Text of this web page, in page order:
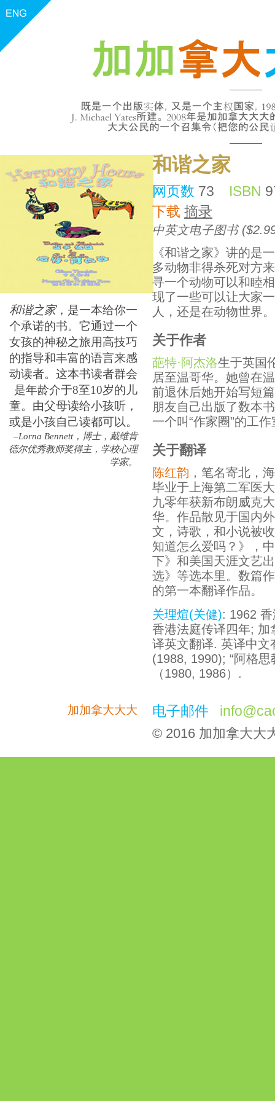
和谐之家，是一本给你一
个承诺的书。它通过一个
女孩的神秘之旅用高技巧
的指导和丰富的语言来感
动读者。这本书读者群会
是年龄介于8至10岁的儿
童。由父母读给小孩听，
或是小孩自己读都可以。
–Lorna Bennett，博士，戴维肯
德尔优秀教师奖得主，学校心理
学家。
和谐之家
网页数 73 ISBN
下载 摘录
中英文电子图书
《和谐之家》讲的是
多动物非得杀死对方
寻一个动物可以和睦
现了一些可以让大家
人，还是在动物世界。
关于作者
葩特·阿杰洛生于英国
居至温哥华。她曾在
前退休后她开始写短
朋友自己出版了数本
一个叫“作家圈”的工作
关于翻译
陈红韵 ，笔名寄北，
毕业于上海第二军医
九零年获新布朗威克
华。作品散见于国内
文，诗歌，和小说被
知道怎么爱吗？》，
下》和美国天涯文艺
选》等选本里。数篇
的第一本翻译作品。
关理煊(关健): 1962
香港法庭传译四年;
译英文翻译. 英译中
(1988, 1990); “阿格
（1980, 1986）.
加加拿大大大 电子邮件
© 2016 加加拿大大